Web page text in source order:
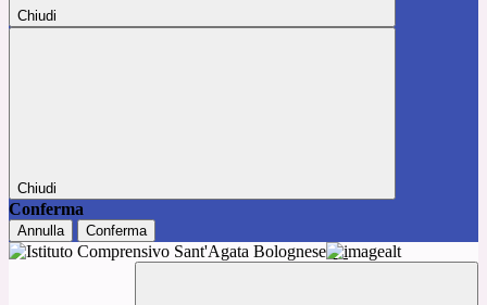
Chiudi
Chiudi
Conferma
Annulla Conferma